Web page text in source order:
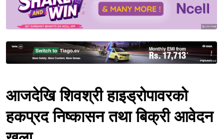
Sponsored
Sponsored
आजदेखि शिवश्री हाइड्रोपावरको
हकप्रद निष्कासन तथा बिक्री आवेदन